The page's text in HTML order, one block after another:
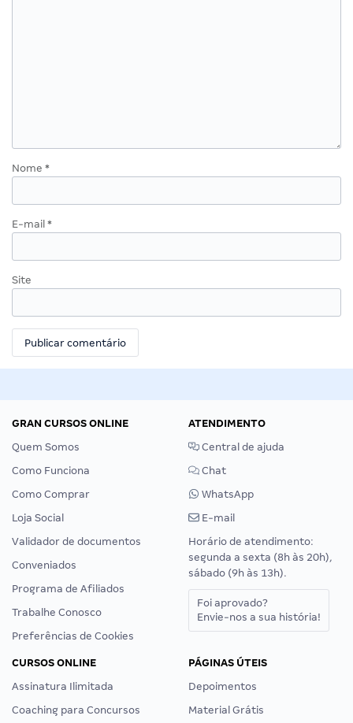
Nome *
E-mail *
Site
GRAN CURSOS ONLINE
Quem Somos
Como Funciona
Como Comprar
Loja Social
Validador de documentos
Conveniados
Programa de Afiliados
Trabalhe Conosco
Preferências de Cookies
ATENDIMENTO
Central de ajuda
Chat
WhatsApp
E-mail
Horário de atendimento:
segunda a sexta (8h às 20h),
sábado (9h às 13h).
Foi aprovado?
Envie-nos a sua história!
CURSOS ONLINE
Assinatura Ilimitada
Coaching para Concursos
PÁGINAS ÚTEIS
Depoimentos
Material Grátis